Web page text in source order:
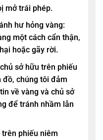
mở trái phép.
hư hỏng vàng:
một cách cẩn thận,
hoặc gãy rời.
sở hữu trên phiếu
đồ, chúng tôi đảm
về vàng và chủ sở
để tránh nhầm lẫn
trên phiếu niêm